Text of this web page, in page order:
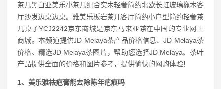
茶几黑白亚美乐小茶几组合实木轻奢简约北欧长虹玻璃橡木客
厅沙发边桌边桌。雅美乐板岩茶几客厅简约小户型简约轻奢茶
几桌子YCJ2242京东商城是京东马来亚茶在中国的专业网上
商城。本频道提供JD Melaya茶产品价格信息、JD Melaya茶
价格、精选JD Melaya茶图片，帮助您选择JD Melaya。茶叶
产品提供全面的价格和图片参考，提供愉快的网购体验！
1、美乐雅祛疤膏能去除陈年疤痕吗